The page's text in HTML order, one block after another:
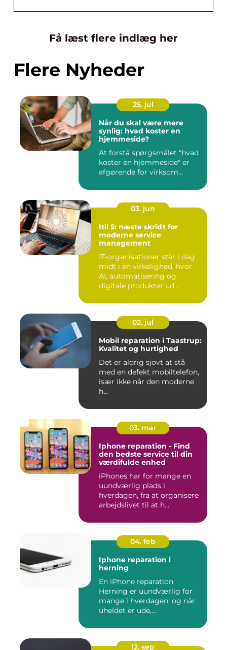
Få læst flere indlæg her
Flere Nyheder
25. jul
Når du skal være mere
synlig: hvad koster en
hjemmeside?
At forstå spørgsmålet "hvad
koster en hjemmeside" er
afgørende for virksom...
03. jun
Itil 5: næste skridt for
moderne service
management
IT-organisationer står i dag
midt i en virkelighed, hvor
AI, automatisering og
digitale produkter ud...
02. jul
Mobil reparation i Taastrup:
Kvalitet og hurtighed
Det er aldrig sjovt at stå
med en defekt mobiltelefon,
især ikke når den moderne
h...
03. mar
Iphone reparation - Find
den bedste service til din
værdifulde enhed
iPhones har for mange en
uundværlig plads i
hverdagen, fra at organisere
arbejdslivet til at h...
04. feb
Iphone reparation i
herning
En iPhone reparation
Herning er uundværlig for
mange i hverdagen, og når
uheldet er ude,...
12. sep